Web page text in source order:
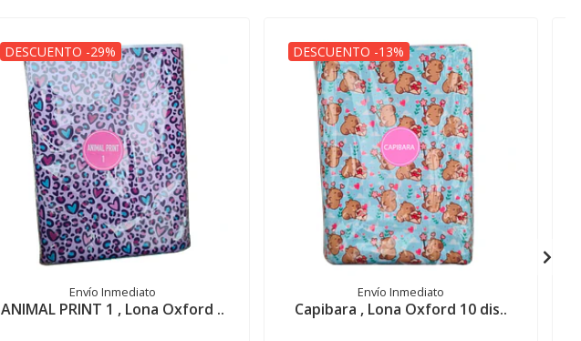
DESCUENTO -29%
Envío Inmediato
ANIMAL PRINT 1 , Lona Oxford ..
DESCUENTO -13%
Envío Inmediato
Capibara , Lona Oxford 10 dis..